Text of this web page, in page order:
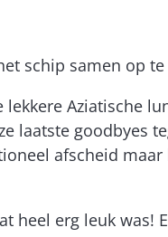
schip samen op
Aziatische
goodbyes
afscheid
heel erg leuk